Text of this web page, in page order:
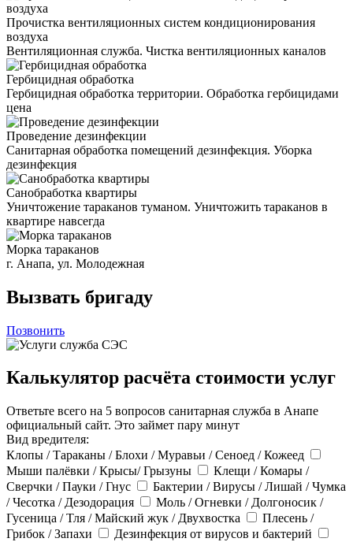
Прочистка вентиляционных систем кондиционирования
воздуха
Вентиляционная служба. Чистка вентиляционных каналов
Гербицидная обработка
Гербицидная обработка территории. Обработка гербицидами
цена
Проведение дезинфекции
Санитарная обработка помещений дезинфекция. Уборка
дезинфекция
Санобработка квартиры
Уничтожение тараканов туманом. Уничтожить тараканов в
квартире навсегда
Морка тараканов
г. Анапа, ул. Молодежная
Вызвать бригаду
Позвонить
Калькулятор расчёта стоимости услуг
Ответьте всего на 5 вопросов санитарная служба в Анапе
официальный сайт. Это займет пару минут
Вид вредителя:
Клопы / Тараканы / Блохи / Муравьи / Сеноед / Кожеед
Мыши палёвки / Крысы/ Грызуны
Клещи / Комары /
Сверчки / Пауки / Гнус
Бактерии / Вирусы / Лишай / Чумка
/ Чесотка / Дезодорация
Моль / Огневки / Долгоносик /
Гусеница / Тля / Майский жук / Двухвостка
Плесень /
Грибок / Запахи
Дезинфекция от вирусов и бактерий